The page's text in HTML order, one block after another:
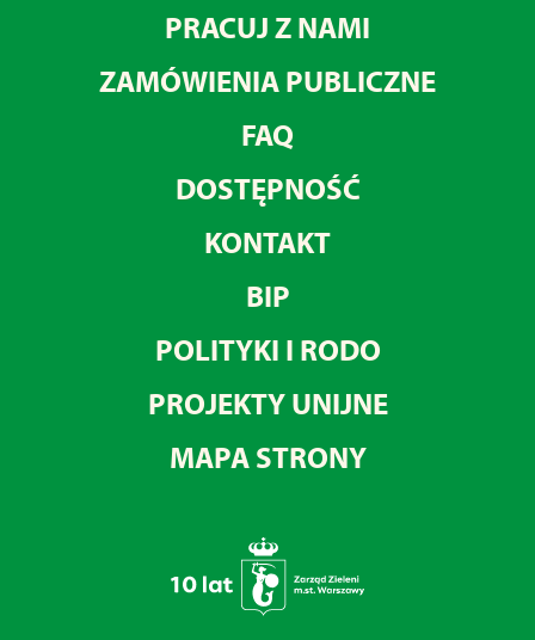
PRACUJ Z NAMI
ZAMÓWIENIA PUBLICZNE
FAQ
DOSTĘPNOŚĆ
KONTAKT
BIP
POLITYKI I RODO
PROJEKTY UNIJNE
MAPA STRONY